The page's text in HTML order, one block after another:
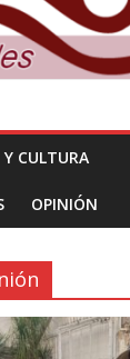
CULTURA
OPINIÓN